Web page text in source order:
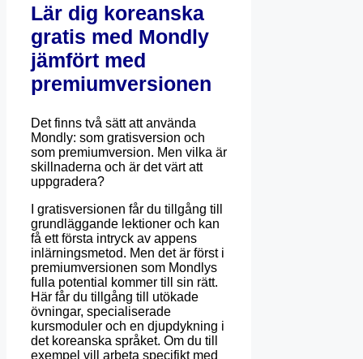
Lär dig koreanska
gratis med Mondly
jämfört med
premiumversionen
Det finns två sätt att använda
Mondly: som gratisversion och
som premiumversion. Men vilka är
skillnaderna och är det värt att
uppgradera?
I gratisversionen får du tillgång till
grundläggande lektioner och kan
få ett första intryck av appens
inlärningsmetod. Men det är först i
premiumversionen som Mondlys
fulla potential kommer till sin rätt.
Här får du tillgång till utökade
övningar, specialiserade
kursmoduler och en djupdykning i
det koreanska språket. Om du till
exempel vill arbeta specifikt med